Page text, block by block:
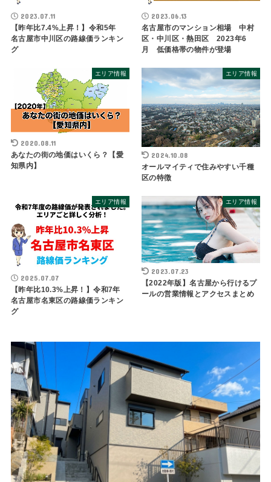
2023.07.11
【昨年比7.4%上昇！】令和5年
名古屋市中川区の路線価ランキン
グ
2023.06.13
名古屋市のマンション相場 中村
区・中川区・熱田区 2023年6
月 低価格帯の物件が登場
エリア情報
2020.08.11
あなたの街の地価はいくら？【愛
知県内】
エリア情報
2024.10.08
オールマイティで住みやすい千種
区の特徴
エリア情報
2025.07.07
【昨年比10.3%上昇！】令和7年
名古屋市名東区の路線価ランキン
グ
エリア情報
2023.07.23
【2022年版】名古屋から行けるプ
ールの営業情報とアクセスまとめ